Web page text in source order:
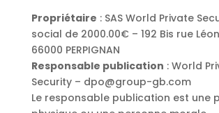
Propriétaire : SAS World Private
social de 2000.00€ – 192 Bis rue
66000 PERPIGNAN
Responsable publication : World
Security – dpo@group-gb.com
Le responsable publication est une